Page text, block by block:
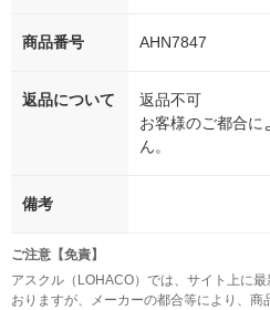
商品番号 AHN7847
返品について
返品不可
お客様のご都合に
ん。
備考
ご注意【免責】
アスクル（LOHACO）では、サイト上に
おりますが、メーカーの都合等により、商